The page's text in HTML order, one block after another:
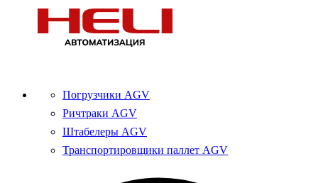
Погрузчики AGV
Ричтраки AGV
Штабелеры AGV
Транспортировщики паллет AGV